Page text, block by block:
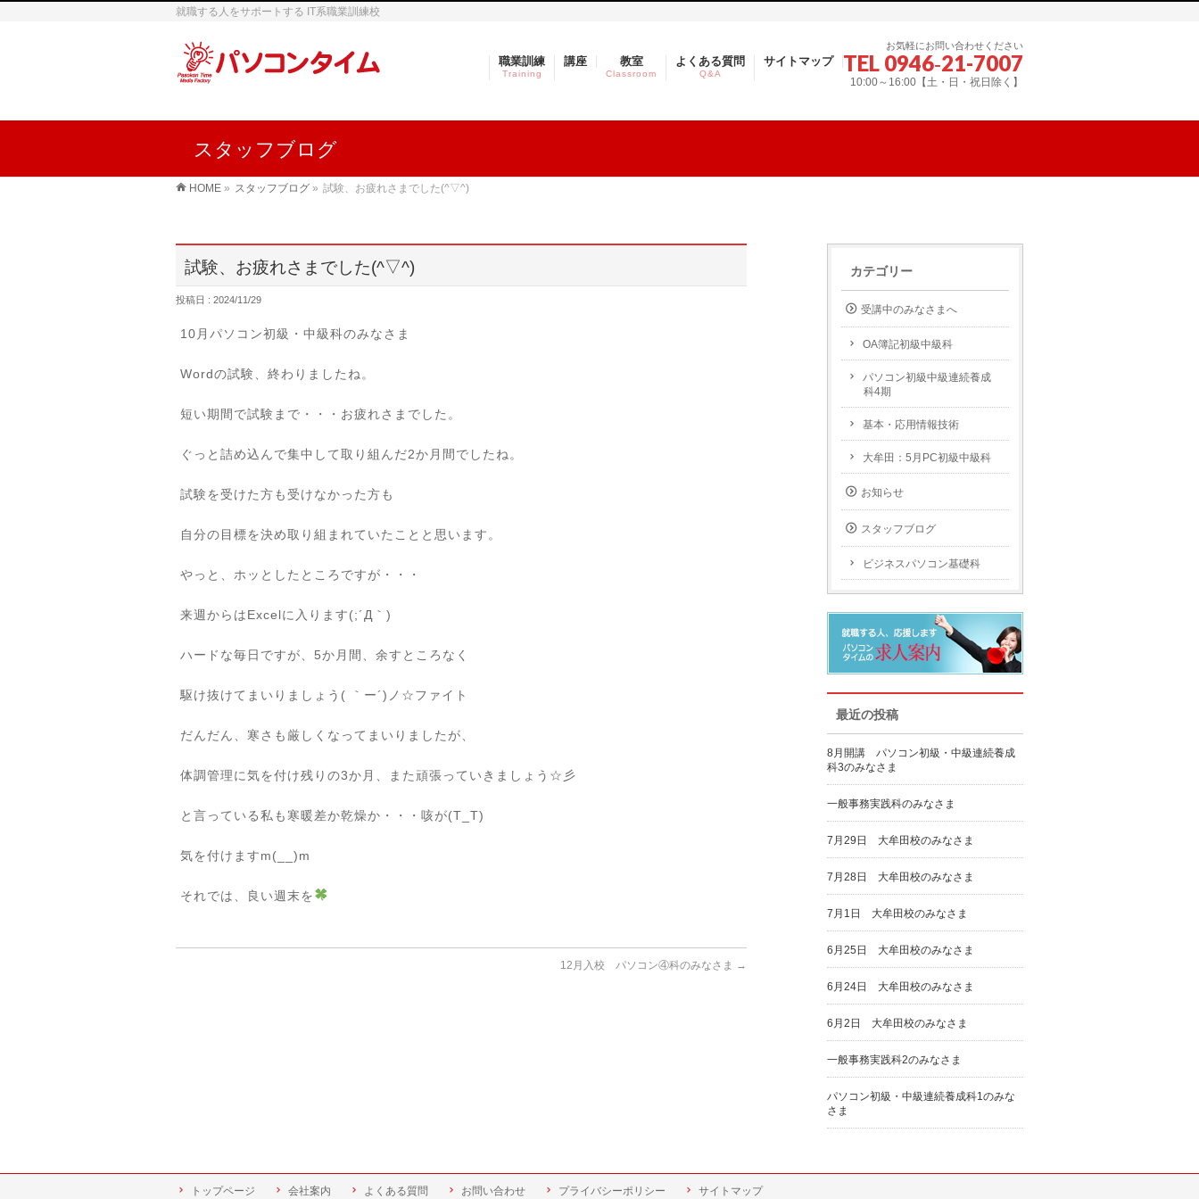
就職する人をサポートする IT系職業訓練校
お気軽にお問い合わせください
TEL 0946‐21-7007
10:00～16:00【土・日・祝日除く】
職業訓練
Training
講座 教室
Classroom
よくある質問
Q&A
サイトマップ
スタッフブログ
HOME » スタッフブログ » 試験、お疲れさまでした(^▽^)
試験、お疲れさまでした(^▽^)
投稿日 : 2024/11/29
10月パソコン初級・中級科のみなさま
Wordの試験、終わりましたね。
短い期間で試験まで・・・お疲れさまでした。
ぐっと詰め込んで集中して取り組んだ2か月間でしたね。
試験を受けた方も受けなかった方も
自分の目標を決め取り組まれていたことと思います。
やっと、ホッとしたところですが・・・
来週からはExcelに入ります(;´Д｀)
ハードな毎日ですが、5か月間、余すところなく
駆け抜けてまいりましょう( ｀ー´)ノ☆ファイト
だんだん、寒さも厳しくなってまいりましたが、
体調管理に気を付け残りの3か月、また頑張っていきましょう☆彡
と言っている私も寒暖差か乾燥か・・・咳が(T_T)
気を付けますm(__)m
それでは、良い週末を
12月入校 パソコン④科のみなさま →
カテゴリー
受講中のみなさまへ
OA簿記初級中級科
パソコン初級中級連続養成
科4期
基本・応用情報技術
大牟田：5月PC初級中級科
お知らせ
スタッフブログ
ビジネスパソコン基礎科
最近の投稿
8月開講 パソコン初級・中級連続養成
科3のみなさま
一般事務実践科のみなさま
7月29日 大牟田校のみなさま
7月28日 大牟田校のみなさま
7月1日 大牟田校のみなさま
6月25日 大牟田校のみなさま
6月24日 大牟田校のみなさま
6月2日 大牟田校のみなさま
一般事務実践科2のみなさま
パソコン初級・中級連続養成科1のみな
さま
トップページ 会社案内 よくある質問 お問い合わせ プライバシーポリシー サイトマップ